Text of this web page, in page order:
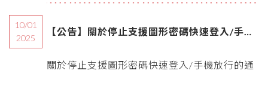
10/01
2025
【公告】關於停止支援圖形密碼快速登入/手機
放行的通知
關於停止支援圖形密碼快速登入/手機放行的通